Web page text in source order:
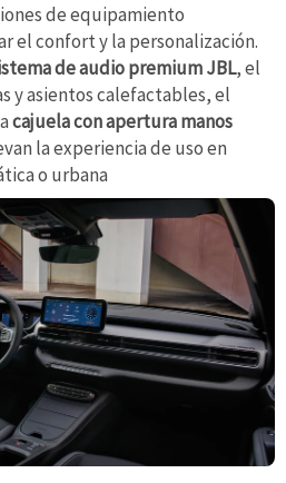
de equipamiento
el confort y la personalización.
de audio premium JBL, el
y asientos calefactables, el
cajuela con apertura manos
la experiencia de uso en
o urbana